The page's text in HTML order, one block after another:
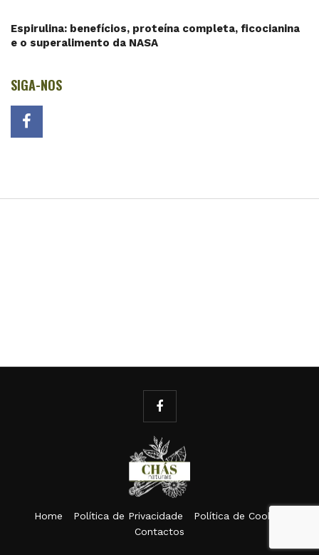
Espirulina: benefícios, proteína completa, ficocianina
e o superalimento da NASA
SIGA-NOS
Home Política de Privacidade
Política de Cookies
Contactos